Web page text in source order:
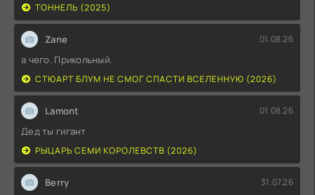
ТОННЕЛЬ (2025)
Zane 01.08.26
а чего. Прикольный.
СТЮАРТ БЛУМ НЕ СМОГ СПАСТИ ВСЕЛЕННУЮ (2026)
Lamont 01.08.26
Дед ты гигант
РЫЦАРЬ СЕМИ КОРОЛЕВСТВ (2026)
Berry 31.07.26